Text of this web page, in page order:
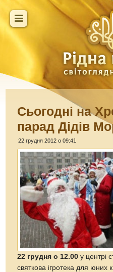
Сьогодні на
парад Дідів
22 грудня 2012 о 09:41
22 грудня о 12.00 у центрі
святкова ігротека для юних